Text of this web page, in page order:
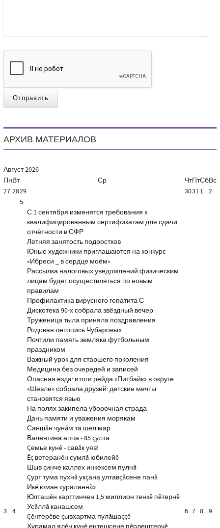
Отправить
АРХИВ МАТЕРИАЛОВ
Август2026
ПнВт Ср ЧтПтСбВс
27 2829 30311 2
3 4
5
С 1 сентября изменятся требования к
квалифицированным сертификатам для сдачи
отчётности в СФР
Летняя занятость подростков
Юные художники приглашаются на конкурс
«Ибреси _ в сердце моём»
Рассылка налоговых уведомлений физическим
лицам будет осуществляться по новым
правилам
Профилактика вирусного гепатита С
Дискотека 90-х собрала звёздный вечер
Труженица тыла приняла поздравления
Родовая летопись Чубаровых
Почтили память земляка футбольным
праздником
Важный урок для старшего поколения
Медицина без очередей и записей
Опасная езда: итоги рейда «Питбайк» в округе
«Шевле» собрала друзей: детские мечты
становятся явью
На полях закипела уборочная страда
Дань памяти и уважения морякам
Саншăн чунăм та шел мар
Валентина аппа - 85 çулта
Çемье кунĕ - савăк уяв!
Ĕç ветеранĕн сумлă юбилейĕ
Шыв çинче каллех инкексем пулнă
Çурт тума пухнă укçана ултавçăсене панă
Икĕ юман «ураланнă»
Юлташĕн карттинчен 1,5 миллион тенкĕ пĕтернĕ
Усăллă канашсем
Çĕнтерĕве çывхартма пулăшаççĕ
6 7 8 9